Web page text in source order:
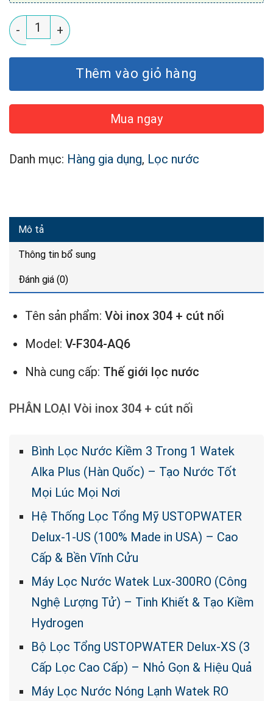
Vòi inox 304 + cút nối V-F304-AQ6 số lượng
Thêm vào giỏ hàng
Mua ngay
Danh mục: Hàng gia dụng, Lọc nước
Mô tả
Thông tin bổ sung
Đánh giá (0)
Tên sản phẩm: Vòi inox 304 + cút nối
Model: V-F304-AQ6
Nhà cung cấp: Thế giới lọc nước
PHÂN LOẠI Vòi inox 304 + cút nối
Bình Lọc Nước Kiềm 3 Trong 1 Watek
Alka Plus (Hàn Quốc) – Tạo Nước Tốt
Mọi Lúc Mọi Nơi
Hệ Thống Lọc Tổng Mỹ USTOPWATER
Delux-1-US (100% Made in USA) – Cao
Cấp & Bền Vĩnh Cửu
Máy Lọc Nước Watek Lux-300RO (Công
Nghệ Lượng Tử) – Tinh Khiết & Tạo Kiềm
Hydrogen
Bộ Lọc Tổng USTOPWATER Delux-XS (3
Cấp Lọc Cao Cấp) – Nhỏ Gọn & Hiệu Quả
Máy Lọc Nước Nóng Lạnh Watek RO